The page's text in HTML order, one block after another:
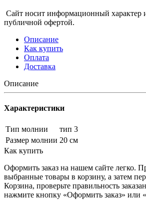
Сайт носит информационный характер
публичной офертой.
Описание
Как купить
Оплата
Доставка
Описание
Характеристики
Тип молнии
тип 3
Размер молнии 20 см
Как купить
Оформить заказ на нашем сайте легко.
выбранные товары в корзину, а затем
Корзина, проверьте правильность
нажмите кнопку «Оформить заказ» или